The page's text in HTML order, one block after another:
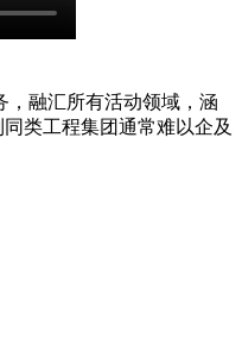
，融汇所有活动领域，涵
类工程集团通常难以企及